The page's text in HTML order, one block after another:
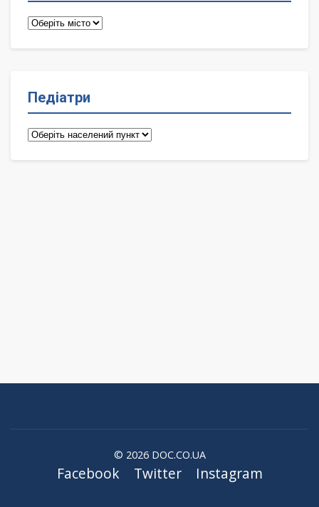
Терапевти
Педіатри
Педіатри
© 2026 DOC.CO.UA
Facebook Twitter Instagram